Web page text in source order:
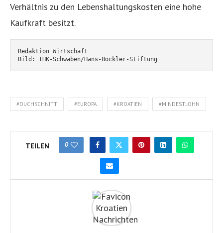
Verhältnis zu den Lebenshaltungskosten eine hohe
Kaufkraft besitzt.
Redaktion Wirtschaft
Bild: IHK-Schwaben/Hans-Böckler-Stiftung
#DUCHSCHNITT #EUROPA #KROATIEN #MINDESTLOHN
TEILEN 0